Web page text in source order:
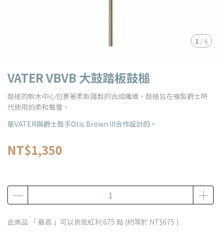
1 / 6
VATER VBVB 大鼓踏板鼓槌
鼓槌的軟木中心包裹著柔軟蓬鬆的合成纖維，鼓槌旨在複製爵士時
代使用的柔和聲響。
是VATER與爵士鼓手Otis Brown III合作設計的。
NT$1,350
此商品 「 最高 」可以折抵紅利 675 點 (約等於 NT$675 )